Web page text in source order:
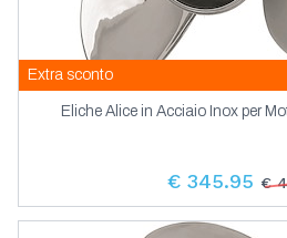
Extra sconto
Eliche Alice in Acciaio Inox per
€ 345.95 €